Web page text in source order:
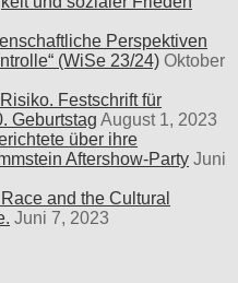
Perspektiven
(WiSe 23/24) Oktober
Festschrift für
Geburtstag August 1, 2023
über ihre
Aftershow-Party Juni
and the Cultural
Juni 7, 2023